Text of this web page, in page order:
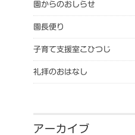
園からのおしらせ
園長便り
子育て支援室こひつじ
礼拝のおはなし
アーカイブ